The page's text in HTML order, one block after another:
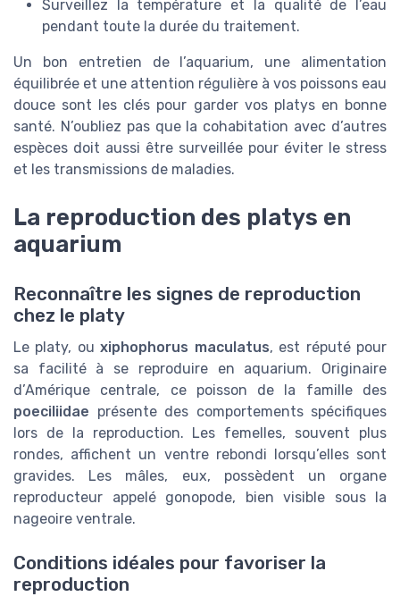
Surveillez la température et la qualité de l’eau
pendant toute la durée du traitement.
Un bon entretien de l’aquarium, une alimentation
équilibrée et une attention régulière à vos poissons eau
douce sont les clés pour garder vos platys en bonne
santé. N’oubliez pas que la cohabitation avec d’autres
espèces doit aussi être surveillée pour éviter le stress
et les transmissions de maladies.
La reproduction des platys en
aquarium
Reconnaître les signes de reproduction
chez le platy
Le platy, ouxiphophorus maculatus, est réputé pour
sa facilité à se reproduire en aquarium. Originaire
d’Amérique centrale, ce poisson de la famille des
poeciliidae présente des comportements spécifiques
lors de la reproduction. Les femelles, souvent plus
rondes, affichent un ventre rebondi lorsqu’elles sont
gravides. Les mâles, eux, possèdent un organe
reproducteur appelé gonopode, bien visible sous la
nageoire ventrale.
Conditions idéales pour favoriser la
reproduction